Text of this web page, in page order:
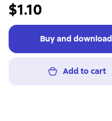
$1.10
Buy and download
Add to cart